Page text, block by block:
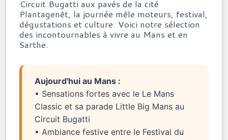
Circuit Bugatti aux pavés de la cité
Plantagenêt, la journée mêle moteurs, festival,
dégustations et culture. Voici notre sélection
des incontournables à vivre au Mans et en
Sarthe.
Aujourd'hui au Mans :
• Sensations fortes avec le Le Mans
Classic et sa parade Little Big Mans au
Circuit Bugatti
• Ambiance festive entre le Festival du